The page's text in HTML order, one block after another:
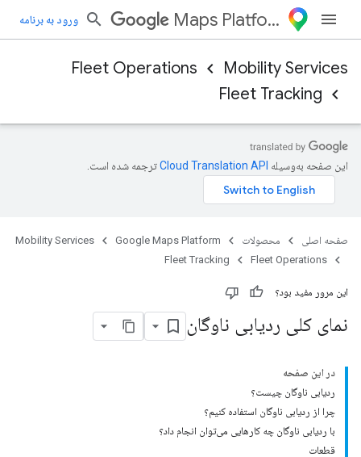
Maps Platform ورود به برنامه
Mobility Services
Fleet Operations
Fleet Tracking
این صفحه به‌وسیله ترجمه شده است.
صفحه اصلی محصولات Google Maps Platform
Mobility Services
Fleet Operations
Fleet Tracking
این مرور مفید بود؟
نمای کلی ردیابی ناوگان
در این صفحه
ردیابی ناوگان چیست؟
چرا از ردیابی ناوگان استفاده کنیم؟
با ردیابی ناوگان چه کارهایی می‌توان انجام داد؟
قطعات